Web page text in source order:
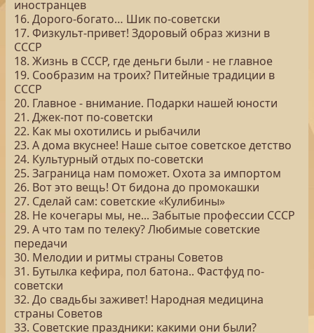
иностранцев
16. Дорого-богато… Шик по-советски
17. Физкульт-привет! Здоровый образ жизни в
СССР
18. Жизнь в СССР, где деньги были - не главное
19. Сообразим на троих? Питейные традиции в
СССР
20. Главное - внимание. Подарки нашей юности
21. Джек-пот по-советски
22. Как мы охотились и рыбачили
23. А дома вкуснее! Наше сытое советское детство
24. Культурный отдых по-советски
25. Заграница нам поможет. Охота за импортом
26. Вот это вещь! От бидона до промокашки
27. Сделай сам: советские «Кулибины»
28. Не кочегары мы, не... Забытые профессии СССР
29. А что там по телеку? Любимые советские
передачи
30. Мелодии и ритмы страны Советов
31. Бутылка кефира, пол батона.. Фастфуд по-
советски
32. До свадьбы заживет! Народная медицина
страны Советов
33. Советские праздники: какими они были?